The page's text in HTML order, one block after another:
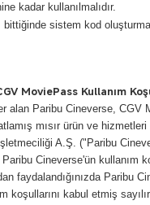
kadar kullanılmalıdır.
bittiğinde sistem kod
MoviePass Kullanım
alan Paribu Cineverse, CGV
mısır ürün ve
A.Ş. ("Paribu
Cineverse'ün kullanım
faydalandığınızda Paribu
koşullarını kabul etmiş